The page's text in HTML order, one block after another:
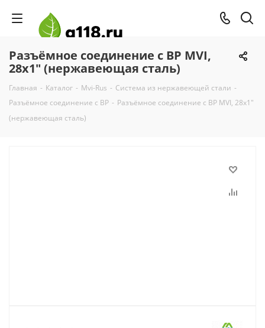
Разъёмное соединение с ВР MVI,
28x1" (нержавеющая сталь)
Главная - Каталог - Mvi-Rus - Система из нержавеющей стали -
Разъёмное соединение с ВР - Разъёмное соединение с ВР MVI, 28x1"
(нержавеющая сталь)